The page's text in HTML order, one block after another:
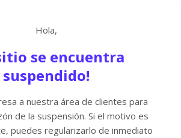
Hola,
se encuentra
suspendido!
a nuestra área de clientes para
de la suspensión. Si el motivo es
puedes regularizarlo de inmediato